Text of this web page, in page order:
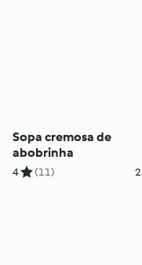
Sopa cremosa de
abobrinha
4 (11)